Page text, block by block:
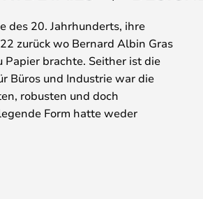
des 20. Jahrhunderts, ihre
zurück wo Bernard Albin Gras
brachte. Seither ist die
Büros und Industrie war die
robusten und doch
Form hatte weder